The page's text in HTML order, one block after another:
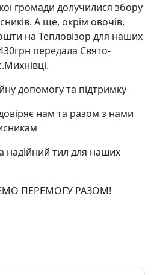
громади долучилися збору
А ще, окрім овочів,
на Тепловізор для наших
передала Свято-
допомогу та підтримку
нам та разом з нами
надійний тил для наших
ПЕРЕМОГУ РАЗОМ!